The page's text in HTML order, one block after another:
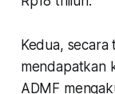
Kedua, secara
mendapatkan
ADMF